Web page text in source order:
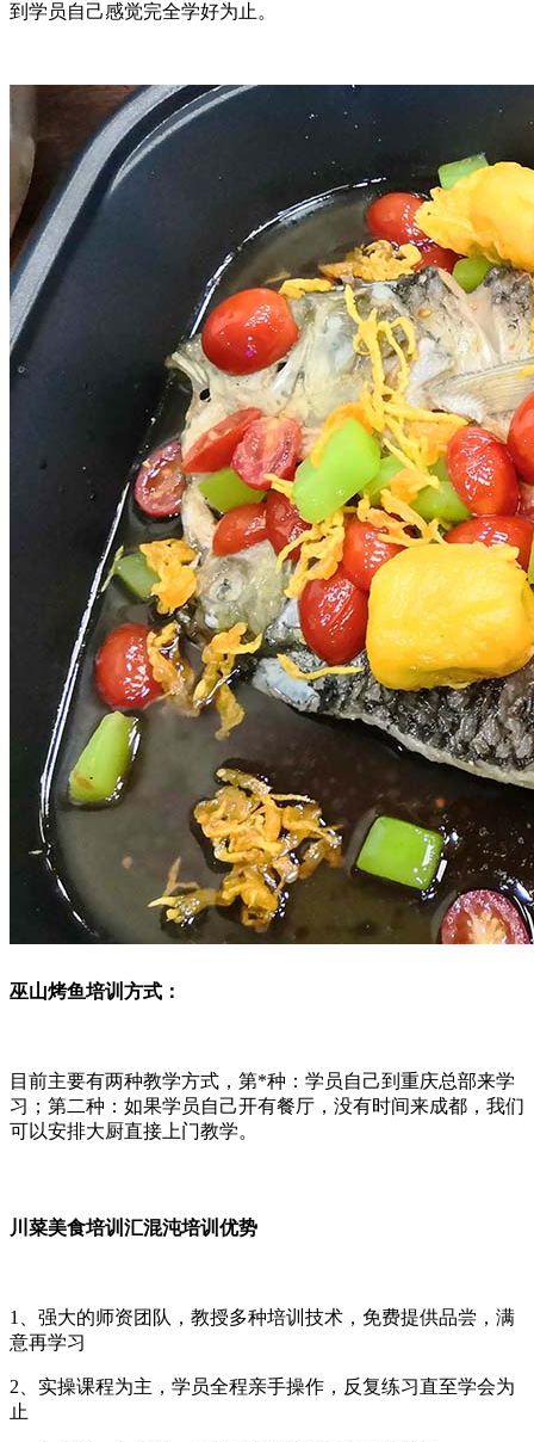
到学员自己感觉完全学好为止。
巫山烤鱼培训方式：
目前主要有两种教学方式，第*种：学员自己到重庆总部来学
习；第二种：如果学员自己开有餐厅，没有时间来成都，我们
可以安排大厨直接上门教学。
川菜美食培训汇混沌培训优势
1、强大的师资团队，教授多种培训技术，免费提供品尝，满
意再学习
2、实操课程为主，学员全程亲手操作，反复练习直至学会为
止